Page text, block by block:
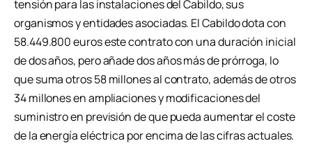
tensión para las instalaciones del Cabildo, sus
organismos y entidades asociadas. El Cabildo dota con
58.449.800 euros este contrato con una duración inicial
de dos años, pero añade dos años más de prórroga, lo
que suma otros 58 millones al contrato, además de otros
34 millones en ampliaciones y modificaciones del
suministro en previsión de que pueda aumentar el coste
de la energía eléctrica por encima de las cifras actuales.